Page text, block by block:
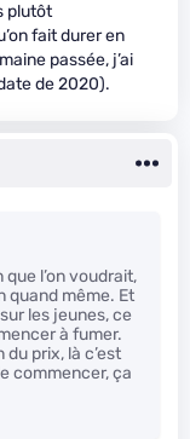
plutôt
fait durer en
passée, j’ai
de 2020).
l’on voudrait,
quand même. Et
les jeunes, ce
à fumer.
prix, là c’est
commencer, ça